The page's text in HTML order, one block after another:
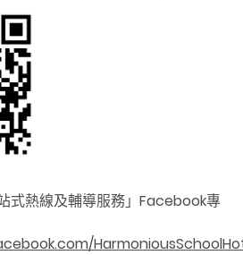
式熱線及輔導服務」Facebook專